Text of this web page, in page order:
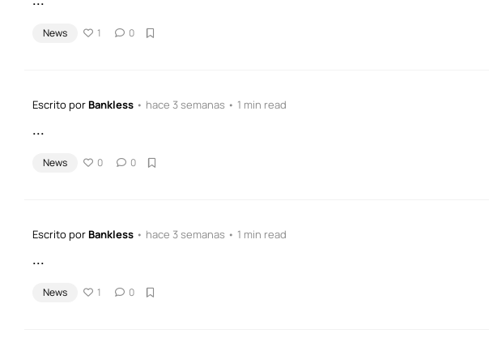
News 1 0
Escrito porBankless • hace 3 semanas • 1 min read
...
News 0 0
Escrito porBankless • hace 3 semanas • 1 min read
...
News 1 0